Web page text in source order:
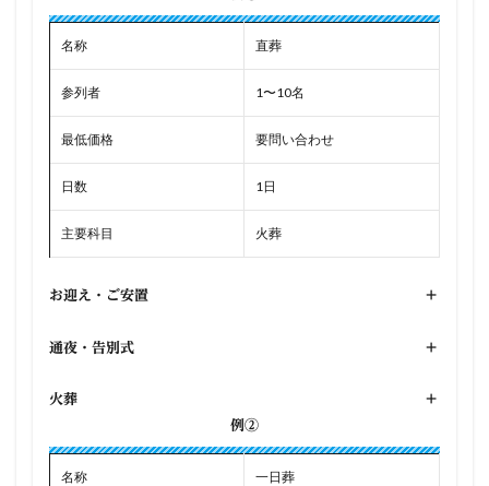
名称 直葬
参列者 1〜10名
最低価格 要問い合わせ
日数 1日
主要科目 火葬
お迎え・ご安置 +
通夜・告別式 +
火葬
+
例②
名称 一日葬